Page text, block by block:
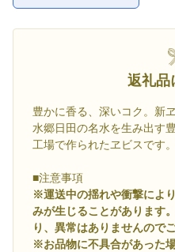
返礼品
豊かに香る、深いコク。新
水郷日田の名水を生み出す
工場で作られたヱビスです。
■注意事項
※運送中の揺れや衝撃によ
みが生じることがあります
り、異常はありませんので
※お品物に不具合があった